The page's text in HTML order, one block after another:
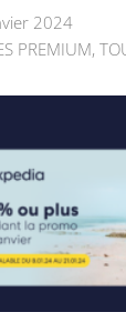
2024
PREMIUM,